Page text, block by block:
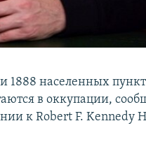
1888 населенных
в оккупации,
к Robert F. Kennedy